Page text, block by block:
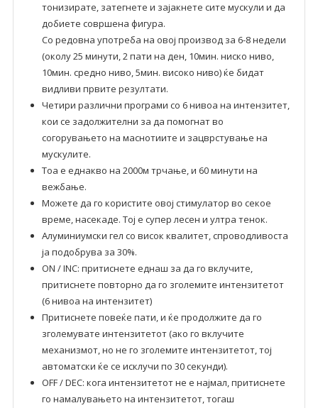
тонизирате, затегнете и зајакнете сите мускули и да
добиете совршена фигура.
Со редовна употреба на овој производ за 6-8 недели
(околу 25 минути, 2 пати на ден, 10мин. ниско ниво,
10мин. средно ниво, 5мин. високо ниво) ќе бидат
видливи првите резултати.
Четири различни програми со 6 нивоа на интензитет,
кои се задолжителни за да помогнат во
согорувањето на маснотиите и зацврстување на
мускулите.
Тоа е еднакво на 2000м трчање, и 60 минути на
вежбање.
Можете да го користите овој стимулатор во секое
време, насекаде. Тој е супер лесен и ултра тенок.
Алуминиумски гел со висок квалитет, спроводливоста
ја подобрува за 30%.
ON / INC: притиснете еднаш за да го вклучите,
притиснете повторно да го зголемите интензитетот
(6 нивоа на интензитет)
Притиснете повеќе пати, и ќе продолжите да го
зголемувате интензитетот (ако го вклучите
механизмот, но не го зголемите интензитетот, тој
автоматски ќе се исклучи по 30 секунди).
OFF / DEC: кога интензитетот не е најмал, притиснете
го намалувањето на интензитетот, тогаш